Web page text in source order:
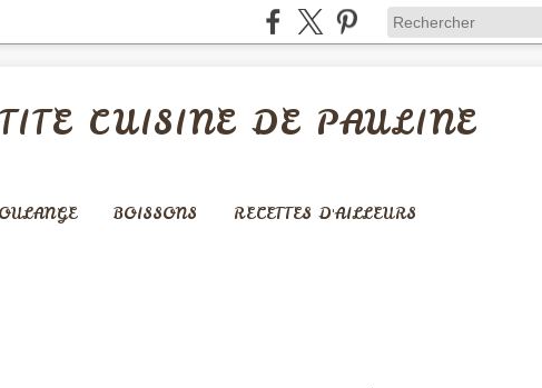
CUISINE DE PAULINE
BOISSONS RECETTES D'AILLEURS